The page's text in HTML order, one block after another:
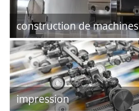
construction de machines
impression